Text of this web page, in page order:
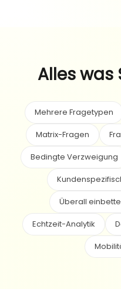
Alles was
Mehrere Fragetypen
Matrix-Fragen
Bedingte Verzweigung
Überall
Echtzeit-Analytik